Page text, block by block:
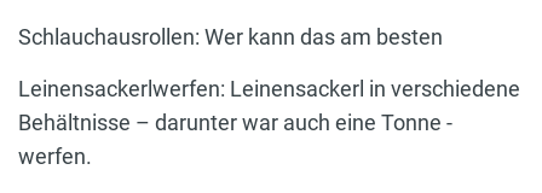
Schlauchausrollen: Wer kann das am besten
Leinensackerlwerfen: Leinensackerl in verschiedene
Behältnisse – darunter war auch eine Tonne -
werfen.